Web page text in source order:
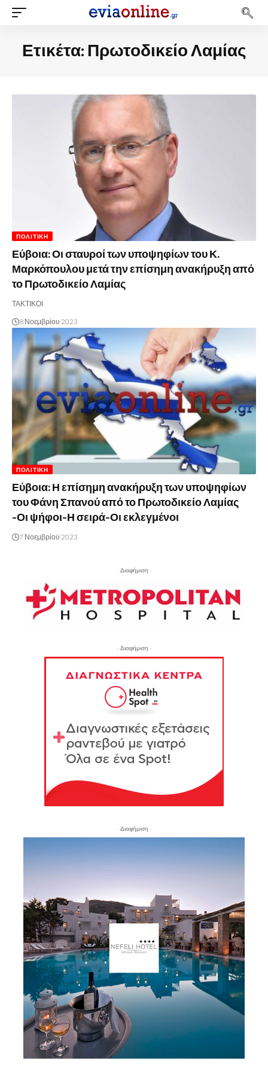
Ετικέτα: Πρωτοδικείο Λαμίας
ΠΟΛΙΤΙΚΉ
Εύβοια: Οι σταυροί των υποψηφίων του Κ.
Μαρκόπουλου μετά την επίσημη ανακήρυξη από
το Πρωτοδικείο Λαμίας
ΤΑΚΤΙΚΟΙ
8 Νοεμβρίου 2023
ΠΟΛΙΤΙΚΉ
Εύβοια: Η επίσημη ανακήρυξη των υποψηφίων
του Φάνη Σπανού από το Πρωτοδικείο Λαμίας
-Οι ψήφοι-Η σειρά-Οι εκλεγμένοι
7 Νοεμβρίου 2023
- Διαφήμιση -
- Διαφήμιση -
- Διαφήμιση -